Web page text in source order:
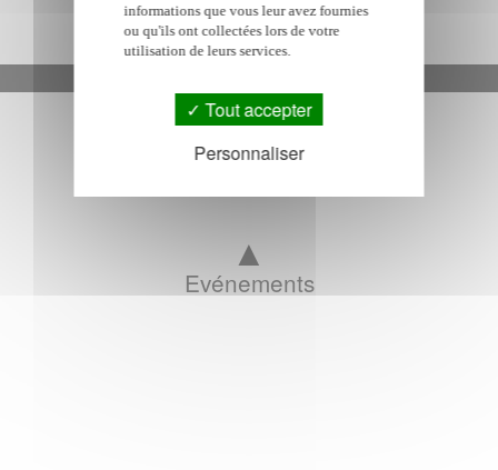
▲
Evénements
informations que vous leur avez fournies
ou qu'ils ont collectées lors de votre
utilisation de leurs services.
Tout accepter
Personnaliser